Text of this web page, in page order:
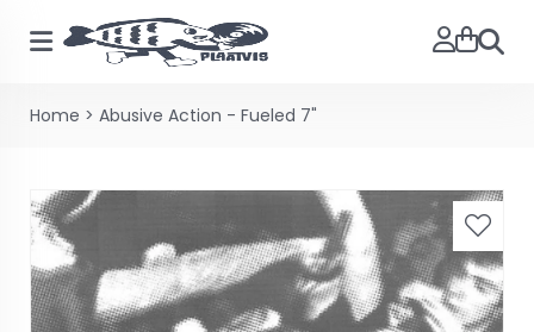
Home > Abusive Action - Fueled 7"